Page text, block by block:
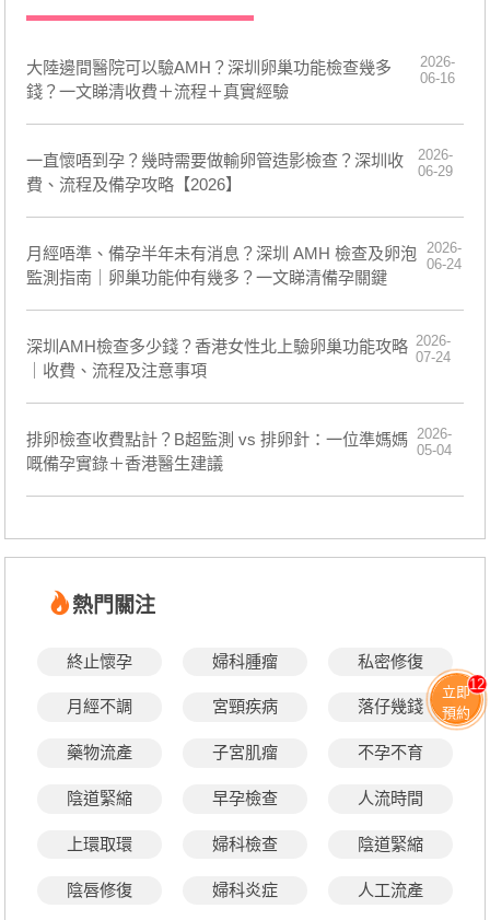
大陸邊間醫院可以驗AMH？深圳卵巢功能檢查幾多
錢？一文睇清收費＋流程＋真實經驗
2026-
06-16
一直懷唔到孕？幾時需要做輸卵管造影檢查？深圳收
費、流程及備孕攻略【2026】
2026-
06-29
月經唔準、備孕半年未有消息？深圳 AMH 檢查及卵泡
監測指南｜卵巢功能仲有幾多？一文睇清備孕關鍵
2026-
06-24
深圳AMH檢查多少錢？香港女性北上驗卵巢功能攻略
｜收費、流程及注意事項
2026-
07-24
排卵檢查收費點計？B超監測 vs 排卵針：一位準媽媽
嘅備孕實錄＋香港醫生建議
2026-
05-04
熱門關注
終止懷孕 婦科腫瘤 私密修復
月經不調 宮頸疾病 落仔幾錢
藥物流產 子宮肌瘤 不孕不育
陰道緊縮 早孕檢查 人流時間
上環取環 婦科檢查 陰道緊縮
陰唇修復 婦科炎症 人工流產
立即
預約
12